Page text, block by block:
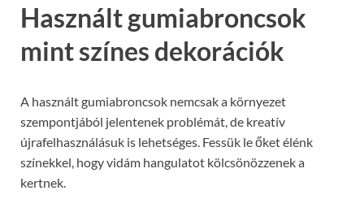
Használt gumiabroncsok
mint színes dekorációk
A használt gumiabroncsok nemcsak a környezet
szempontjából jelentenek problémát, de kreatív
újrafelhasználásuk is lehetséges. Fessük le őket élénk
színekkel, hogy vidám hangulatot kölcsönözzenek a
kertnek.